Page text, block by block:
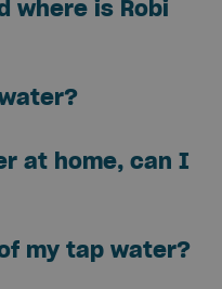
where is Robi
at home, can I
my tap water?